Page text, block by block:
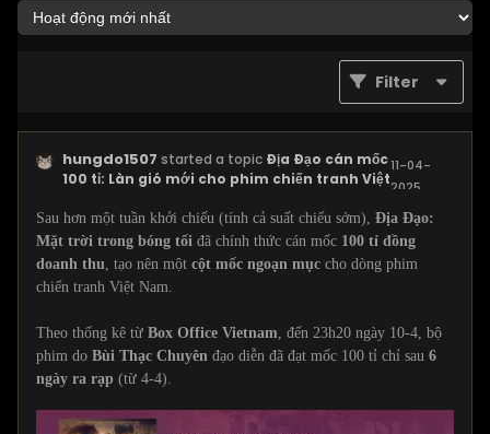
Filter
hungdo1507 started a topic Địa Đạo cán mốc
100 tỉ: Làn gió mới cho phim chiến tranh Việt
11-04-
2025,
11:32 AM
Sau hơn một tuần khởi chiếu (tính cả suất chiếu sớm), Địa Đạo:
Mặt trời trong bóng tối đã chính thức cán mốc 100 tỉ đồng
doanh thu, tạo nên một cột mốc ngoạn mục cho dòng phim
chiến tranh Việt Nam.
Theo thống kê từ Box Office Vietnam, đến 23h20 ngày 10-4, bộ
phim do Bùi Thạc Chuyên đạo diễn đã đạt mốc 100 tỉ chỉ sau 6
ngày ra rạp (từ 4-4).